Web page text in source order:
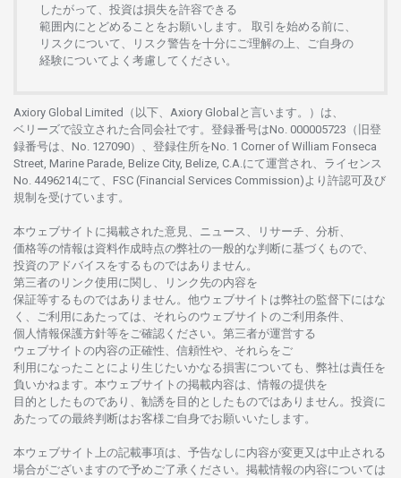
したがって、 投資は損失を許容できる
範囲内にとどめることをお願いします 。 取引を始める前に、
リスクについて、
リスク警告を十分に ご理解の 上、 ご自身の
経験について よく 考慮してください。
Axiory Global Limited（以下、Axiory Globalと言います。）は、
ベリーズで設立さ れた合同会社です。 登録番号はNo. 000005723（旧登
録番号は、No. 127090）、 登録住所をNo. 1 Corner of William Fonseca
Street, Marine Parade, Belize City, Belize, C.A.にて運営さ れ、 ライセンス
No. 4496214にて、FSC (Financial Services Commission)より 許認可及び
規制を受けています。
本ウェブサイトに掲載さ れた意見、ニュース、リサーチ、分析、
価格等の情報は資料作成時点の弊社の一般的な判断に基づくもので、
投資のアドバイスをするものではありません。
第三者の リンク使用に関し、 リンク先の内容を
保証等するものではありません。 他ウェブサイトは弊社の監督下にはな
く、
ご利用に あたっては、 それらのウェブサイトの ご利用条件、
個人情報保護方針等を ご確認ください。 第三者が運営する
ウェブサイトの内容の正確性、信頼性や、それらをご
利用になったことにより 生じたいかなる損害についても、 弊社は責任を
負いかね ます。 本ウェブサイトの掲載内容は、 情報の提供を
目的としたものであり、 勧誘を 目的としたものではありません。 投資に
あたっての最終判断はお客様ご自身でお願いいたします。
本ウェブサイト 上の記載事項は、 予告なしに 内容が変更又は中止さ れる
場合がございますので予めご了承ください。 掲載情報の内容については